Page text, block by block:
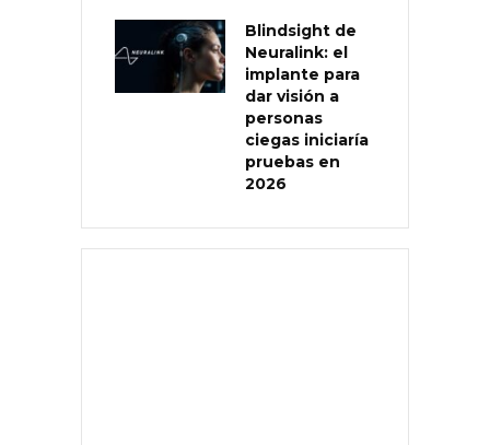
Blindsight de
Neuralink: el
implante para
dar visión a
personas
ciegas iniciaría
pruebas en
2026